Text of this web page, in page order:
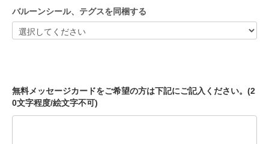
バルーンシール、テグスを同梱する
無料メッセージカードをご希望の方は下記にご記入ください。(2
0文字程度/絵文字不可)